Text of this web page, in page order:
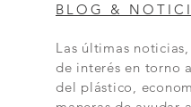
BLOG &
Las últimas
de interés en torno
del plástico,